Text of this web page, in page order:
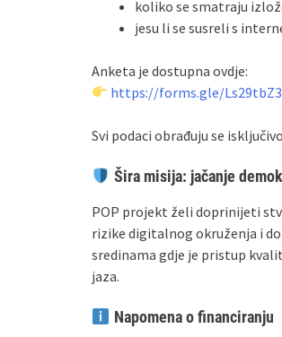
koliko se smatraju
jesu li se susreli s
Anketa je dostupna ovdje:
https://forms.gle/
Svi podaci obrađuju se
Šira misija: jačanje
POP projekt želi doprinijeti
rizike digitalnog okruženja i
sredinama gdje je pristup
jaza.
Napomena o financiranju